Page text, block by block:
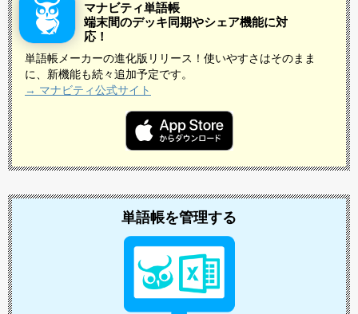
マナビティ単語帳
端末間のデッキ同期やシェア機能に対
応！
単語帳メーカーの進化版リリース！使いやすさはそのまま
に、新機能も続々追加予定です。
→ マナビティ公式サイト
単語帳を管理する